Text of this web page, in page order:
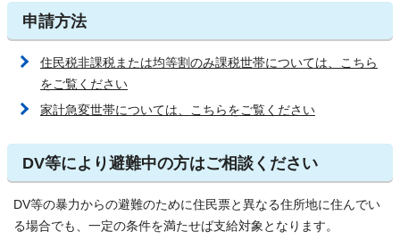
申請方法
住民税非課税または均等割のみ課税世帯については、こちら
をご覧ください
家計急変世帯については、こちらをご覧ください
DV等により避難中の方はご相談ください
DV等の暴力からの避難のために住民票と異なる住所地に住んでい
る場合でも、一定の条件を満たせば支給対象となります。